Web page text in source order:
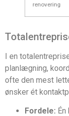
renovering
I en
planlægning,
ofte den mest
ønsker ét
Fordele: